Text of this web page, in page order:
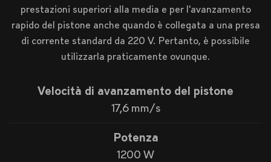
prestazioni superiori alla media e per l'avanzamento
rapido del pistone anche quando è collegata a una presa
di corrente standard da 220 V. Pertanto, è possibile
utilizzarla praticamente ovunque.
Velocità di avanzamento del pistone
17,6 mm/s
Potenza
1200 W